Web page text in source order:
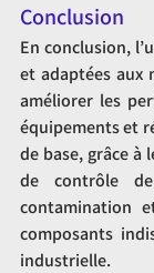
Conclusion
En conclusion,
et adaptées aux
améliorer les
équipements et
de base, grâce
de contrôle
contamination
composants
industrielle.